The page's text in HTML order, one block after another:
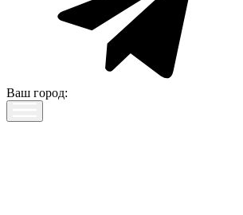
Ваш город: